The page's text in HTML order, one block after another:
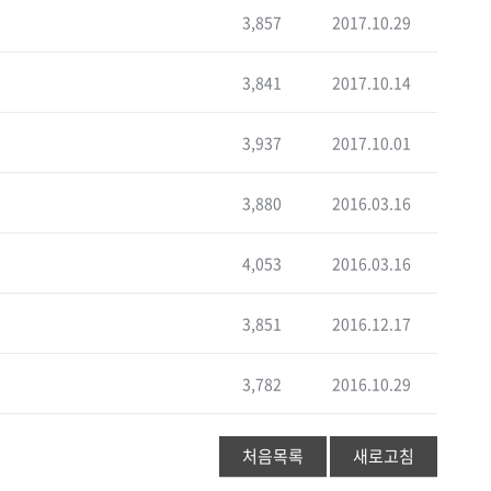
3,857 2017.10.29
3,841 2017.10.14
3,937 2017.10.01
3,880 2016.03.16
4,053 2016.03.16
3,851 2016.12.17
3,782 2016.10.29
처음목록 새로고침